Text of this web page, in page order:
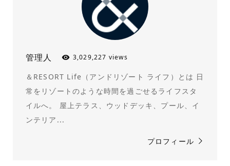
管理人 3,029,227 views
＆RESORT Life（アンドリゾート ライフ）とは 日
常をリゾートのような時間を過ごせるライフスタ
イルへ。 屋上テラス、ウッドデッキ、プール、イ
ンテリア...
プロフィール